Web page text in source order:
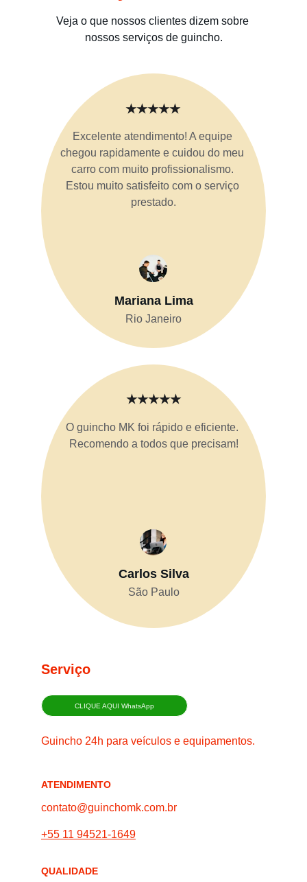
Veja o que nossos clientes dizem sobre
nossos serviços de guincho.
O guincho MK foi rápido e eficiente.
Recomendo a todos que precisam!
Carlos Silva
São Paulo
Excelente atendimento! A equipe
chegou rapidamente e cuidou do meu
carro com muito profissionalismo.
Estou muito satisfeito com o serviço
prestado.
Mariana Lima
Rio Janeiro
★★★★★
★★★★★
Serviço
Guincho 24h para veículos e equipamentos.
ATENDIMENTO
QUALIDADE
contato@guinchomk.com.br
+55 11 94521-1649
CLIQUE AQUI WhatsApp